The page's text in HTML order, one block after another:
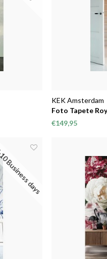
KEK Amsterdam
Foto Tapete
€149,95
days